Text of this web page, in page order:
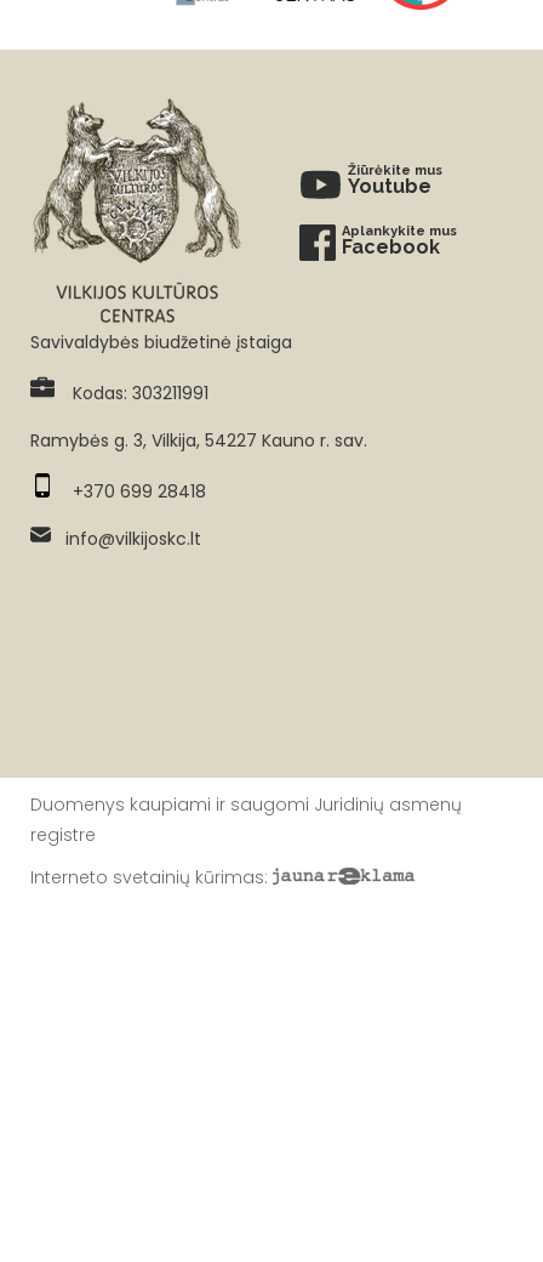
Žiūrėkite mus
Youtube
Aplankykite mus
Facebook
Savivaldybės biudžetinė įstaiga
Kodas: 303211991
Ramybės g. 3, Vilkija, 54227 Kauno r. sav.
+370 699 28418
info@vilkijoskc.lt
Duomenys kaupiami ir saugomi Juridinių asmenų
registre
Interneto svetainių kūrimas: